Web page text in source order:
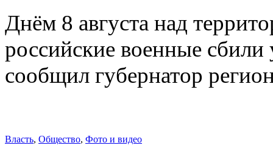
Днём 8 августа над
российские военные
сообщил губернатор
Власть, Общество, Фото и видео